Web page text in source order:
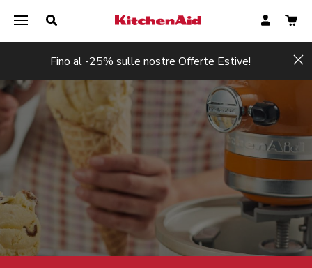
Fino al -25% sulle nostre Offerte Estive!
Registrati ora
Registrati ora